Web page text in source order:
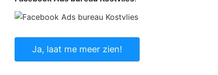
Ja, laat me meer zien!